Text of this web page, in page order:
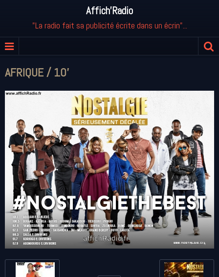
Affich'Radio
"La radio fait sa publicité écrite dans un écrin"...
AFRIQUE / 10'